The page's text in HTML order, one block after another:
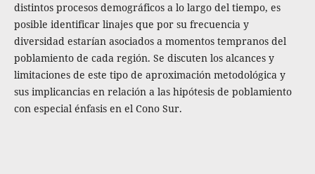
distintos procesos demográficos a lo largo del tiempo, es
posible identificar linajes que por su frecuencia y
diversidad estarían asociados a momentos tempranos del
poblamiento de cada región. Se discuten los alcances y
limitaciones de este tipo de aproximación metodológica y
sus implicancias en relación a las hipótesis de poblamiento
con especial énfasis en el Cono Sur.